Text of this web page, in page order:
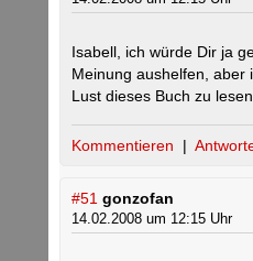
Isabell, ich würde Dir ja
Meinung aushelfen, aber
Lust dieses Buch zu lesen.
Kommentieren |
#51 gonzofan
14.02.2008 um 12:15 Uhr